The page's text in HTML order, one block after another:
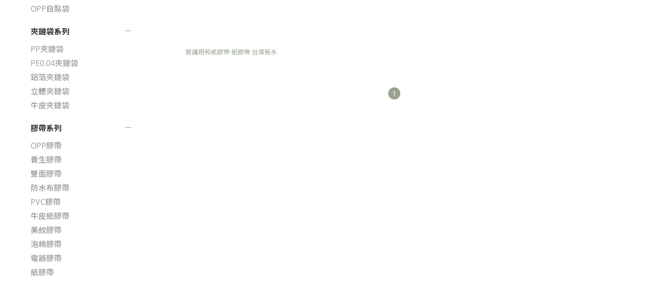
OPP自黏袋
夾鏈袋系列
PP夾鏈袋
PE0.04夾鏈袋
鋁箔夾鏈袋
立體夾鏈袋
牛皮夾鏈袋
膠帶系列
OPP膠帶
養生膠帶
雙面膠帶
防水布膠帶
PVC膠帶
牛皮紙膠帶
美紋膠帶
泡棉膠帶
電器膠帶
紙膠帶
遮護用和紙膠帶 紙膠帶 台灣菊水
1